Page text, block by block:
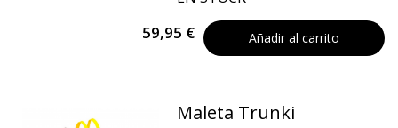
59,95 € Añadir al carrito
Maleta Trunki